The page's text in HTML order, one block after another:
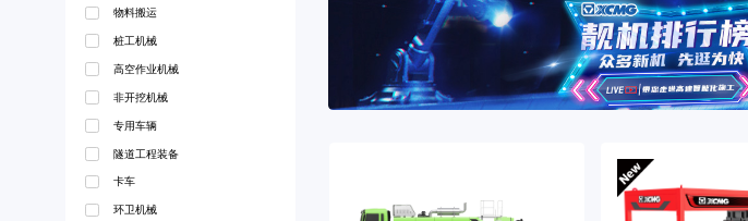
物料搬运
桩工机械
高空作业机械
非开挖机械
专用车辆
隧道工程装备
卡车
环卫机械